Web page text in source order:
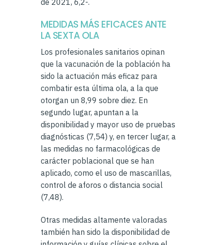
MEDIDAS MÁS EFICACES ANTE
LA SEXTA OLA
Los profesionales sanitarios opinan
que la vacunación de la población ha
sido la actuación más eficaz para
combatir esta última ola, a la que
otorgan un 8,99 sobre diez. En
segundo lugar, apuntan a la
disponibilidad y mayor uso de pruebas
diagnósticas (7,54) y, en tercer lugar, a
las medidas no farmacológicas de
carácter poblacional que se han
aplicado, como el uso de mascarillas,
control de aforos o distancia social
(7,48).
Otras medidas altamente valoradas
también han sido la disponibilidad de